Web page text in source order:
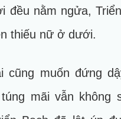
đều nằm ngửa,
thiếu nữ ở dưới.
cũng muốn đứng
mãi vẫn không